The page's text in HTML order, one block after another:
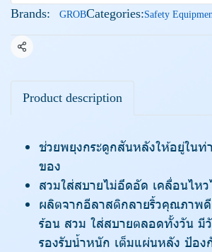
Brands: GROBCategories:Safety
Share
Product description
ช่วยพยุงกระดูกสันหลังให้อยู่ในท่
ของ
สวมใส่สบายไม่อึดอัด เคลื่อนไหว
ผลิตจากอีลาสติกลายริ้วคุณภาพดี
ร้อน สวม ใส่สบายตลอดทั้งวัน มี
รองรับน้ำหนัก เต็มแผ่นหลัง ป้อง